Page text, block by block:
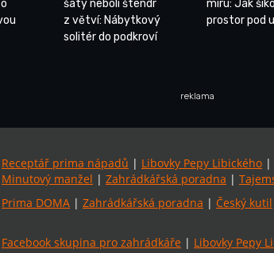
šaty neboli štendr
z větví: Nábytkový
solitér do podkroví
míru: Jak
prostor pod
reklama
Receptář prima nápadů | Libovky Pepy Libického |
Minutový manžel | Zahrádkářská poradna |
Prima DOMA | Zahrádkářská poradna | Český kutil
Facebook skupina pro zahrádkáře | Libovky Pepy